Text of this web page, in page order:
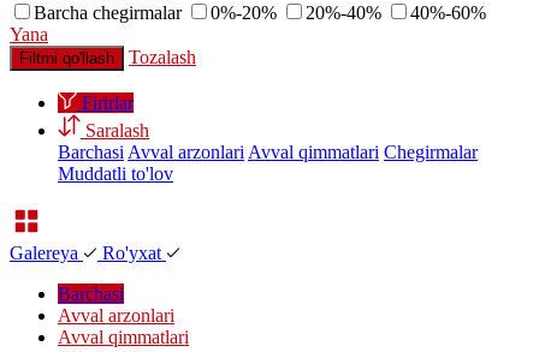
Barcha chegirmalar
0%-20% 20%-40%
40%-60%
Yana
Filtrni qo'llash Tozalash
Firtrlar
Saralash
Barchasi Avval arzonlari Avval qimmatlari Chegirmalar
Muddatli to'lov
Galereya
Ro'yxat
Barchasi
Avval arzonlari
Avval qimmatlari